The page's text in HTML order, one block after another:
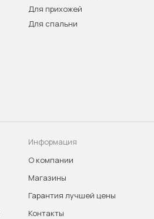
Для прихожей
Для спальни
Информация
О компании
Магазины
Гарантия лучшей цены
Контакты